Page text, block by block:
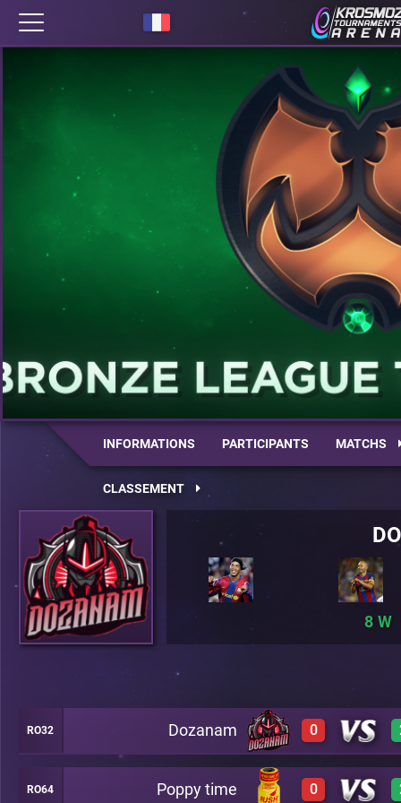
INFORMATIONS PARTICIPANTS MATCHS
CLASSEMENT
8
RO32 Dozanam 0
0 A20
RO64 Poppy time 0